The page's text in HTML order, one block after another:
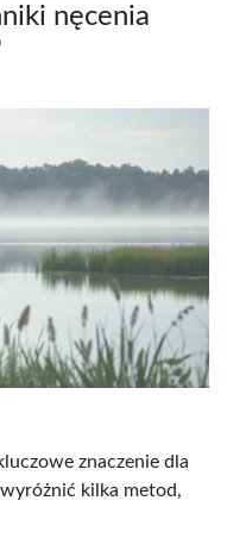
nęcenia
znaczenie dla
kilka metod,